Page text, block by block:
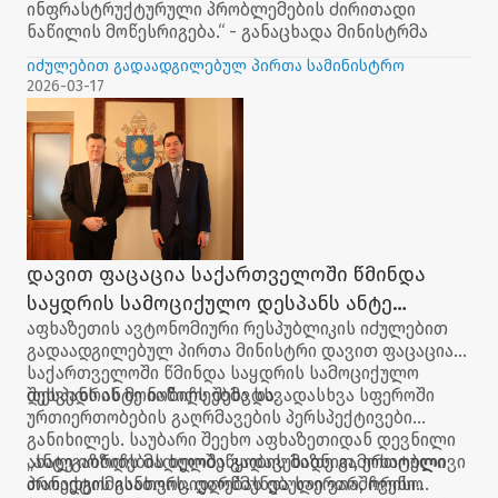
ინფრასტრუქტურული პრობლემების ძირითადი
ნაწილის მოწესრიგება.“ - განაცხადა მინისტრმა
იძულებით გადაადგილებულ პირთა სამინისტრო
2026-03-17
დავით ფაცაცია საქართველოში წმინდა
საყდრის სამოციქულო დესპანს ანტე
იოზიჩს შეხვდა
აფხაზეთის ავტონომიური რესპუბლიკის იძულებით
გადაადგილებულ პირთა მინისტრი დავით ფაცაცია
საქართველოში წმინდა საყდრის სამოციქულო
დესპანს ანტე იოზიჩს შეხვდა.
შეხვედრის მონაწილეებმა სხვადასხვა სფეროში
ურთიერთობების გაღრმავების პერსპექტივები
განიხილეს. საუბარი შეეხო აფხაზეთიდან დევნილი
ახალგაზრდების ხელშეწყობის მიზნით, ერთობლივი
პროექტის განხორციელებას და საერთაშორისო
„ანტე იოზიჩს მადლობა გადავუხადე გამოხატული
თანადგომისათვის. დარწმუნებული ვარ, ჩვენი